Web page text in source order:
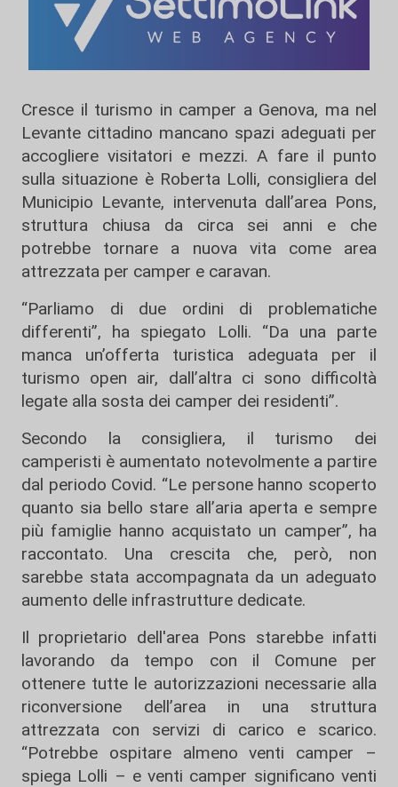
Cresce il turismo in camper a Genova, ma nel
Levante cittadino mancano spazi adeguati per
accogliere visitatori e mezzi. A fare il punto
sulla situazione è Roberta Lolli, consigliera del
Municipio Levante, intervenuta dall’area Pons,
struttura chiusa da circa sei anni e che
potrebbe tornare a nuova vita come area
attrezzata per camper e caravan.
“Parliamo di due ordini di problematiche
differenti”, ha spiegato Lolli. “Da una parte
manca un’offerta turistica adeguata per il
turismo open air, dall’altra ci sono difficoltà
legate alla sosta dei camper dei residenti”.
Secondo la consigliera, il turismo dei
camperisti è aumentato notevolmente a partire
dal periodo Covid. “Le persone hanno scoperto
quanto sia bello stare all’aria aperta e sempre
più famiglie hanno acquistato un camper”, ha
raccontato. Una crescita che, però, non
sarebbe stata accompagnata da un adeguato
aumento delle infrastrutture dedicate.
Il proprietario dell'area Pons starebbe infatti
lavorando da tempo con il Comune per
ottenere tutte le autorizzazioni necessarie alla
riconversione dell’area in una struttura
attrezzata con servizi di carico e scarico.
“Potrebbe ospitare almeno venti camper –
spiega Lolli – e venti camper significano venti